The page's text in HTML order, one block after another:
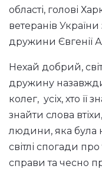
області, голові
ветеранів
дружини Євгенії
Нехай добрий,
дружину
колег, усіх, хто
знайти слова
людини, яка була
світлі спогади
справи та чесно